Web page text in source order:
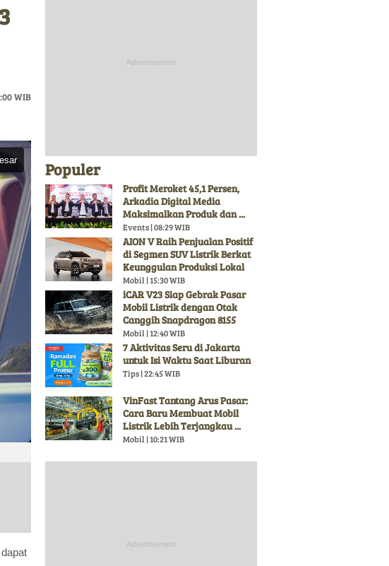
WIB
Populer
Profit Meroket 45,1 Persen,
Arkadia Digital Media
Maksimalkan Produk dan ...
Events | 08:29 WIB
AION V Raih Penjualan Positif
di Segmen SUV Listrik Berkat
Keunggulan Produksi Lokal
Mobil | 15:30 WIB
iCAR V23 Siap Gebrak Pasar
Mobil Listrik dengan Otak
Canggih Snapdragon 8155
Mobil | 12:40 WIB
7 Aktivitas Seru di Jakarta
untuk Isi Waktu Saat Liburan
Tips | 22:45 WIB
VinFast Tantang Arus Pasar:
Cara Baru Membuat Mobil
Listrik Lebih Terjangkau ...
Mobil | 10:21 WIB